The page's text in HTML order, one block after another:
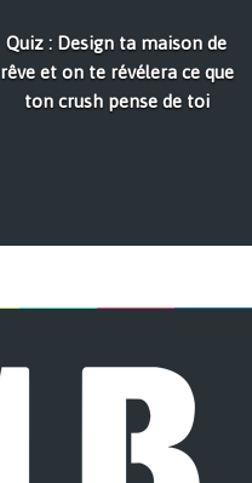
Quiz : Design ta maison de
rêve et on te révélera ce que
ton crush pense de toi